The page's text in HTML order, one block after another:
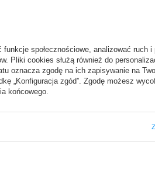
męska VOYOVNIK "Neon Lion"
rozmiar S [OUTLET]
zł / szt.
społecznościowe, analizować ruch i
Pliki cookies służą również do
oznacza zgodę na ich zapisywanie na
„Konfiguracja zgód”. Zgodę możesz
końcowego.